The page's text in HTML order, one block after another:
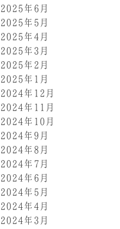
2025年6月
2025年5月
2025年4月
2025年3月
2025年2月
2025年1月
2024年12月
2024年11月
2024年10月
2024年9月
2024年8月
2024年7月
2024年6月
2024年5月
2024年4月
2024年3月